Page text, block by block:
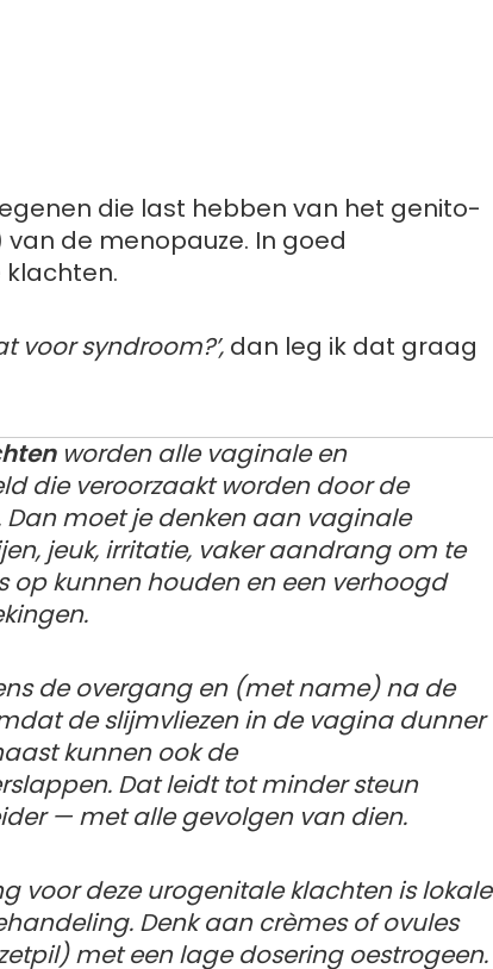
die last hebben van het genito-
de menopauze. In goed
voor syndroom?’, dan leg ik dat graag
worden alle vaginale en
die veroorzaakt worden door de
moet je denken aanvaginale
jeuk, irritatie, vaker aandrang om te
op kunnen houden en een verhoogd
de overgang en (met name) na de
de slijmvliezen in de vagina dunner
kunnen ook de
Dat leidt tot minder steun
— met alle gevolgen van dien.
voor deze urogenitale klachten is lokale
Denk aan crèmes of ovules
met een lage dosering oestrogeen.